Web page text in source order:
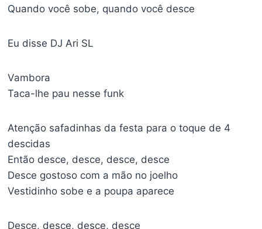
Quando você sobe, quando você desce
Eu disse DJ Ari SL
Vambora
Taca-lhe pau nesse funk
Atenção safadinhas da festa para o toque de 4
descidas
Então desce, desce, desce, desce
Desce gostoso com a mão no joelho
Vestidinho sobe e a poupa aparece
Desce, desce, desce, desce